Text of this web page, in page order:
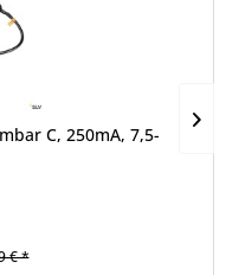
C, 250mA, 7,5-
€ *